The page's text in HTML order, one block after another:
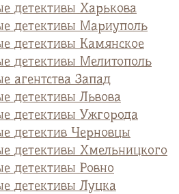
детективы Харькова
детективы Мариуполь
детективы Камянское
детективы Мелитополь
агентства Запад
детективы Львова
детективы Ужгорода
детектив Черновцы
детективы Хмельницкого
детективы Ровно
детективы Луцка